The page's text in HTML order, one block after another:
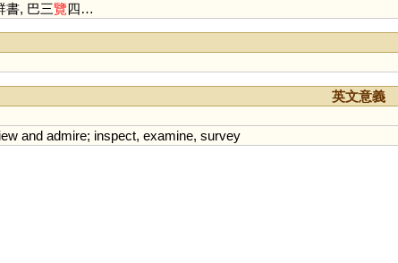
書, 巴三覽四…
英文意義
and admire; inspect, examine, survey